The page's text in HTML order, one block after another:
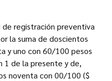
registración preventiva
la suma de doscientos
y uno con 60/100 pesos
1 de la presente y de,
noventa con 00/100 ($